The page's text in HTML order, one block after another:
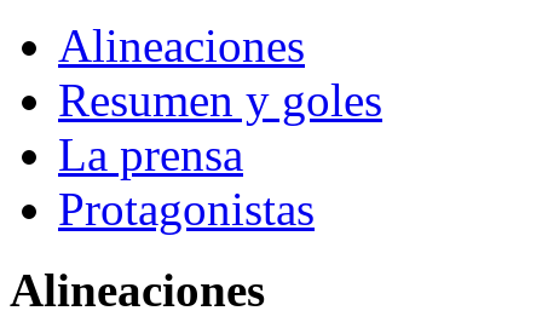
Alineaciones
Resumen y goles
La prensa
Protagonistas
Alineaciones